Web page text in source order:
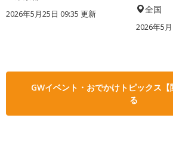
2026年5月25日 09:35 更新 全国
2026年5
GWイベント・おでかけトピックス
る